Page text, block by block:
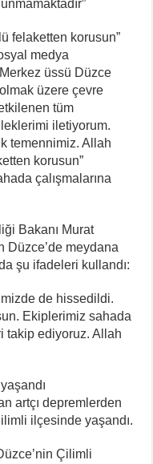
felaketten korusun”
medya
üssü Düzce
üzere çevre
tüm
iletiyorum.
temennimiz. Allah
korusun”
çalışmalarına
Bakanı Murat
Düzce’de meydana
şu ifadeleri kullandı:
de hissedildi.
Ekiplerimiz sahada
takip ediyoruz. Allah
artçı depremlerden
ilçesinde yaşandı.
Çilimli